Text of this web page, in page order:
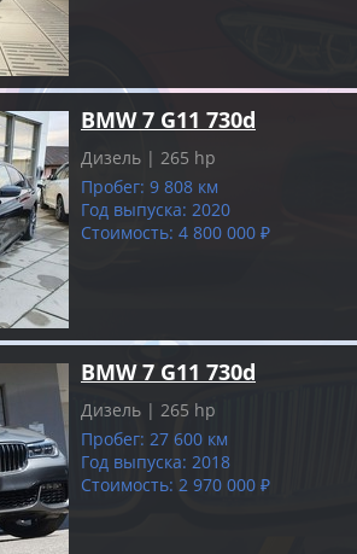
BMW 7 G11 730d
Дизель | 265 hp
Пробег: 9 808 км
Год выпуска: 2020
Стоимость: 4 800 000 ₽
BMW 7 G11 730d
Дизель | 265 hp
Пробег: 27 600 км
Год выпуска: 2018
Стоимость: 2 970 000 ₽